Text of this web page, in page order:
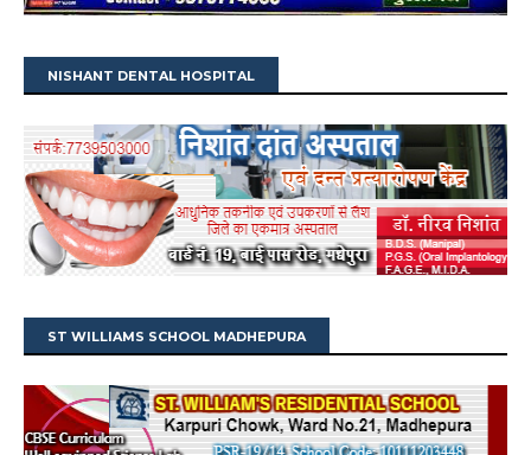
NISHANT DENTAL HOSPITAL
ST WILLIAMS SCHOOL MADHEPURA